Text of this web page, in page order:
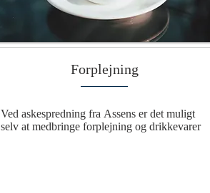
Forplejning
Ved askespredning fra Assens er det muligt
selv at medbringe forplejning og drikkevarer